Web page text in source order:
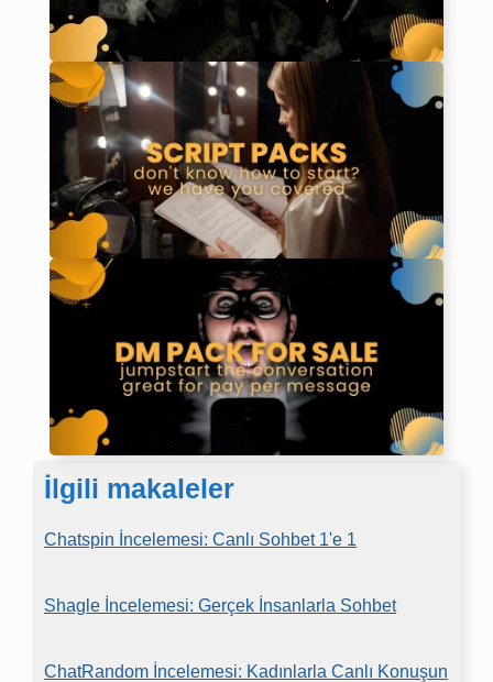
İlgili makaleler
Chatspin İncelemesi: Canlı Sohbet 1'e 1
Shagle İncelemesi: Gerçek İnsanlarla Sohbet
ChatRandom İncelemesi: Kadınlarla Canlı Konuşun